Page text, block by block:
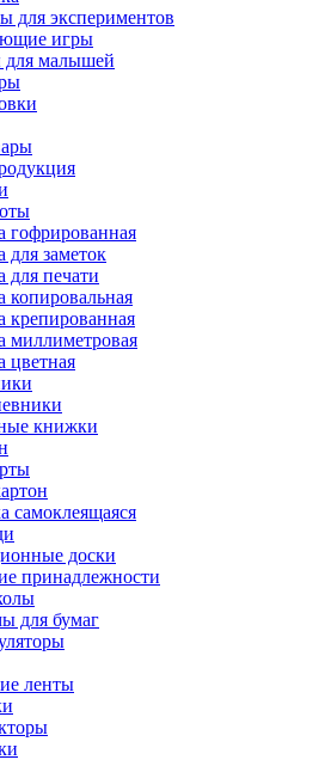
для экспериментов
игры
для малышей
гофрированная
для заметок
для печати
копировальная
крепированная
миллиметровая
цветная
книжки
самоклеящаяся
доски
принадлежности
для бумаг
ленты